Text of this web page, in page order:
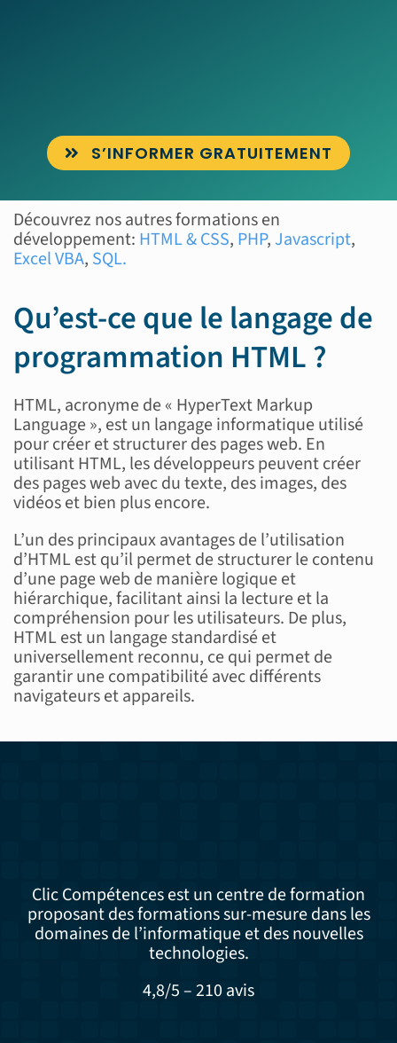
S’INFORMER GRATUITEMENT
Découvrez nos autres formations en
développement: HTML & CSS, PHP, Javascript,
Excel VBA, SQL.
Qu’est-ce que le langage de
programmation HTML ?
HTML, acronyme de « HyperText Markup
Language », est un langage informatique utilisé
pour créer et structurer des pages web. En
utilisant HTML, les développeurs peuvent créer
des pages web avec du texte, des images, des
vidéos et bien plus encore.
L’un des principaux avantages de l’utilisation
d’HTML est qu’il permet de structurer le contenu
d’une page web de manière logique et
hiérarchique, facilitant ainsi la lecture et la
compréhension pour les utilisateurs. De plus,
HTML est un langage standardisé et
universellement reconnu, ce qui permet de
garantir une compatibilité avec différents
navigateurs et appareils.
Clic Compétences est un centre de formation
proposant des formations sur-mesure dans les
domaines de l’informatique et des nouvelles
technologies.
4,8/5 – 210 avis